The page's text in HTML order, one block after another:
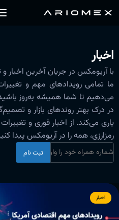
اخبار
با آریومکس در جریان آخرین اخبار و
ما تمامی رویدادهای مهم و
می‌دهیم تا شما همیشه به‌روز
در درک بهتر روندهای بازار و
یاری می‌کند. از اخبار فوری و
رمزارزی، همه را در آریومکس پیدا
ثبت نام
اخبار